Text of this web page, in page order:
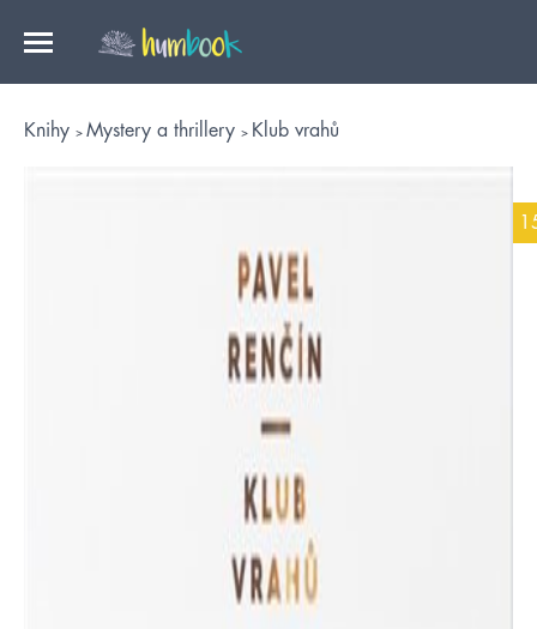
Knihy Mystery a thrillery Klub vrahů